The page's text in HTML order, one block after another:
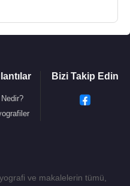
Bizi Takip Edin
ve makalelerin tümü,